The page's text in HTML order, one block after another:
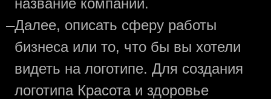
—Далее, описать сферу работы
бизнеса или то, что бы вы хотели
видеть на логотипе. Для создания
логотипа Красота и здоровье